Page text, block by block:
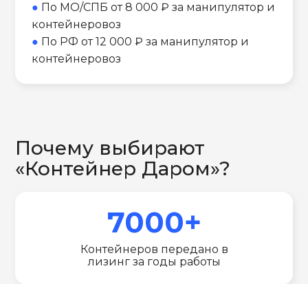
● По МО/СПБ от 8 000 ₽ за манипулятор и
контейнеровоз
● По РФ от 12 000 ₽ за манипулятор и
контейнеровоз
Почему выбирают
«Контейнер Даром»?
7000+
Контейнеров передано в
лизинг за годы работы